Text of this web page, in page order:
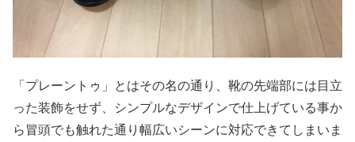
「プレーントゥ」とはその名の通り、靴の先端部には目立
った装飾をせず、シンプルなデザインで仕上げている事か
ら冒頭でも触れた通り幅広いシーンに対応できてしまいま